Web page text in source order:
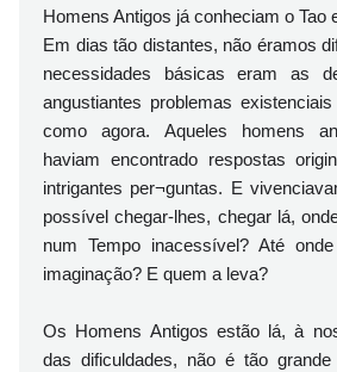
Homens Antigos já conheciam o Tao
Em dias tão distantes, não éramos
necessidades básicas eram as
angustiantes problemas
como agora. Aqueles homens
haviam encontrado respostas
intrigantes per¬guntas. E
possível chegar-lhes, chegar lá,
num Tempo inacessível? Até
imaginação? E quem a leva?
Os Homens Antigos estão lá, à
das dificuldades, não é tão